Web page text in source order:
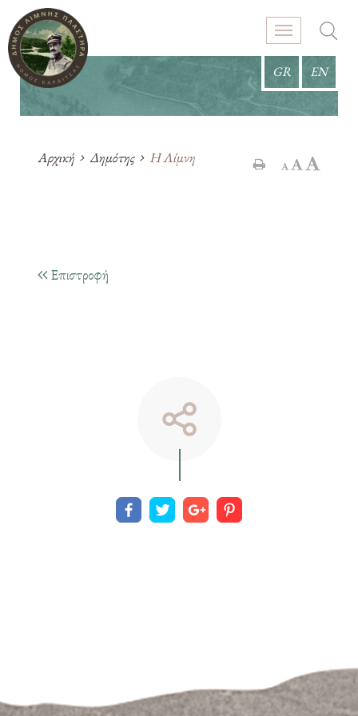
GR EN
Αρχική Δημότης Η Λίμνη
Επιστροφή